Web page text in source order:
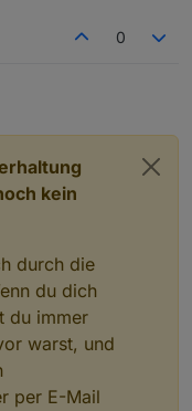
0
kein
durch die
du dich
du immer
warst, und
per E-Mail